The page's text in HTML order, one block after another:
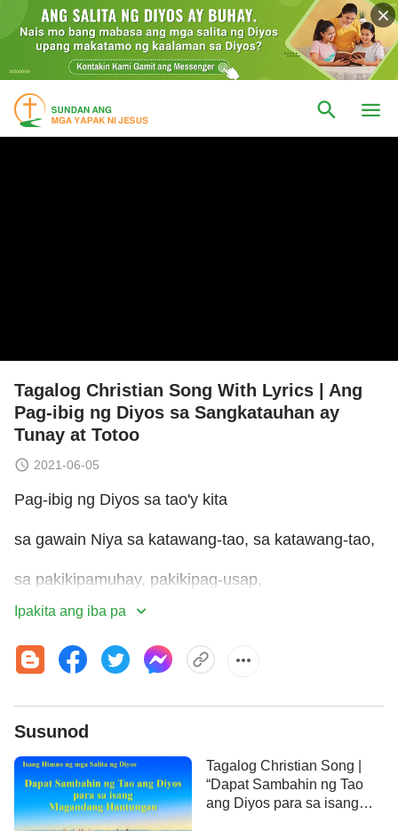
Tagalog Christian Song With Lyrics | Ang
Pag-ibig ng Diyos sa Sangkatauhan ay
Tunay at Totoo
2021-06-05
Pag-ibig ng Diyos sa tao'y kita
sa gawain Niya sa katawang-tao, sa katawang-tao,
sa pakikipamuhay, pakikipag-usap,
at pagliligtas sa kanila,
nang walang distansiya o pagkukunwari,
I
Nagawang maging tao ng Diyos
at tiisin mga taon ng kirot
Ipakita ang iba pa
Susunod
Tagalog Christian Song |
“Dapat Sambahin ng Tao
ang Diyos para sa isang